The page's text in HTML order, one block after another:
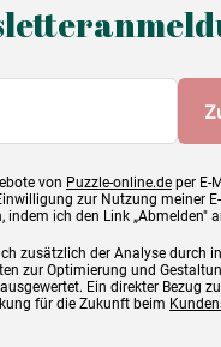
von Puzzle-online.de per E-
zur Nutzung meiner
ich den Link „Abmelden"
zusätzlich der Analyse durch
zur Optimierung und
Ein direkter Bezug
für die Zukunft beim